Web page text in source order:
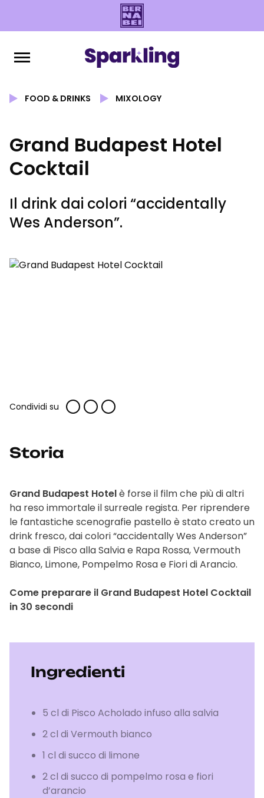
FOOD & DRINKS MIXOLOGY
Grand Budapest Hotel
Cocktail
Il drink dai colori “accidentally
Wes Anderson”.
Condividi su
Storia
Grand Budapest Hotelè forse il film che più di altri
ha reso immortale il surreale regista. Per riprendere
le fantastiche scenografie pastello è stato creato un
drink fresco, dai colori “accidentally Wes Anderson”
a base di Pisco alla Salvia e Rapa Rossa, Vermouth
Bianco, Limone, Pompelmo Rosa e Fiori di Arancio.
Come preparare il Grand Budapest Hotel Cocktail
in 30 secondi
Ingredienti
5 cl di Pisco Acholado infuso alla salvia
2 cl di Vermouth bianco
1 cl di succo di limone
2 cl di succo di pompelmo rosa e fiori
d’arancio